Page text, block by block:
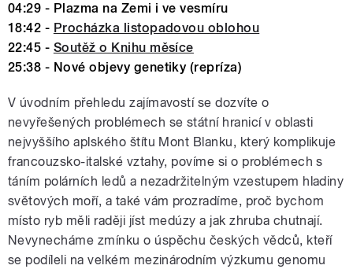
04:29 - Plazma na Zemi i ve vesmíru
18:42 - Procházka listopadovou oblohou
22:45 - Soutěž o Knihu měsíce
25:38 - Nové objevy genetiky (repríza)
V úvodním přehledu zajímavostí se dozvíte o
nevyřešených problémech se státní hranicí v oblasti
nejvyššího aplského štítu Mont Blanku, který komplikuje
francouzsko-italské vztahy, povíme si o problémech s
táním polárních ledů a nezadržitelným vzestupem hladiny
světových moří, a také vám prozradíme, proč bychom
místo ryb měli raději jíst medúzy a jak zhruba chutnají.
Nevynecháme zmínku o úspěchu českých vědců, kteří
se podíleli na velkém mezinárodním výzkumu genomu